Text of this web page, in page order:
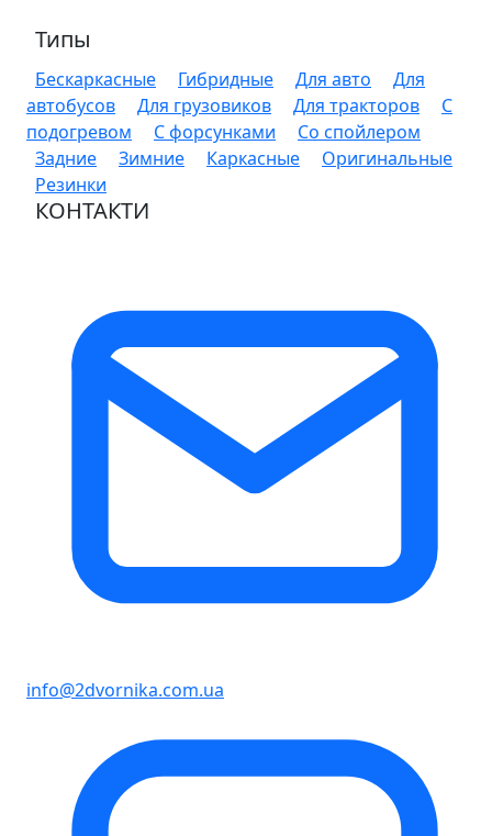
Типы
Бескаркасные Гибридные Для авто
Для
автобусов
Для грузовиков Для тракторов
С
подогревом
С форсунками
Со спойлером
Задние
Зимние Каркасные
Оригинальные
Резинки
КОНТАКТИ
info@2dvornika.com.ua